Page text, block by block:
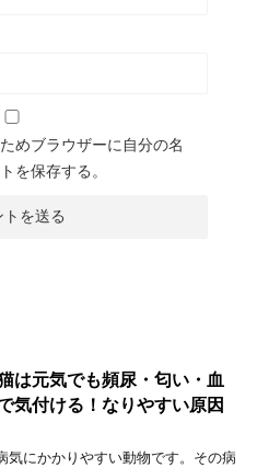
めブラウザーに自分の名
を保存する。
は元気でも頻尿・匂い・血
気付ける！なりやすい原因
気にかかりやすい動物です。その病